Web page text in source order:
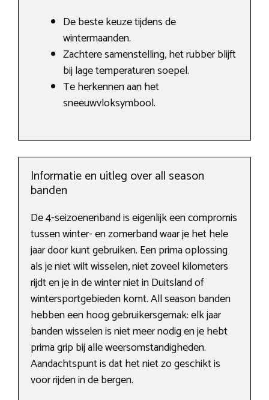
De beste keuze tijdens de
wintermaanden.
Zachtere samenstelling, het rubber blijft
bij lage temperaturen soepel.
Te herkennen aan het
sneeuwvloksymbool.
Informatie en uitleg over all season
banden
De 4-seizoenenband is eigenlijk een compromis
tussen winter- en zomerband waar je het hele
jaar door kunt gebruiken. Een prima oplossing
als je niet wilt wisselen, niet zoveel kilometers
rijdt en je in de winter niet in Duitsland of
wintersportgebieden komt. All season banden
hebben een hoog gebruikersgemak: elk jaar
banden wisselen is niet meer nodig en je hebt
prima grip bij alle weersomstandigheden.
Aandachtspunt is dat het niet zo geschikt is
voor rijden in de bergen.